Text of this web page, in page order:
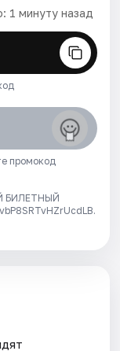
1 минуту назад
промокод
БИЛЕТНЫЙ